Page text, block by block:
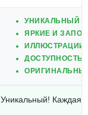
УНИКАЛЬНЫЙ
ЯРКИЕ И
ДОСТУПНОСТЬ
Уникальный! Каждая